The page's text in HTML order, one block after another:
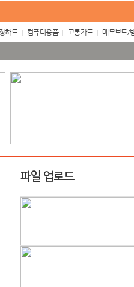
하드 컴퓨터용품 교통카드 메모보드/
파일 업로드